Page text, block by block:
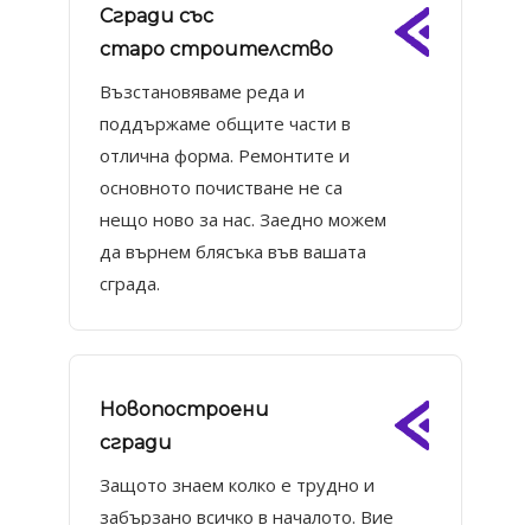
Сгради със
старо строителство
Възстановяваме реда и
поддържаме общите части в
отлична форма. Ремонтите и
основното почистване не са
нещо ново за нас. Заедно можем
да върнем блясъка във вашата
сграда.
Новопостроени
сгради
Защото знаем колко е трудно и
забързано всичко в началото. Вие